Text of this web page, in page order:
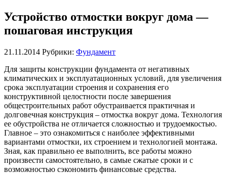
Устройство отмостки вокруг дома —
пошаговая инструкция
21.11.2014 Рубрики: Фундамент
Для защиты конструкции фундамента от негативных
климатических и эксплуатационных условий, для увеличения
срока эксплуатации строения и сохранения его
конструктивной целостности после завершения
общестроительных работ обустраивается практичная и
долговечная конструкция – отмостка вокруг дома. Технология
ее обустройства не отличается сложностью и трудоемкостью.
Главное – это ознакомиться с наиболее эффективными
вариантами отмостки, их строением и технологией монтажа.
Зная, как правильно ее выполнить, все работы можно
произвести самостоятельно, в самые сжатые сроки и с
возможностью сэкономить финансовые средства.